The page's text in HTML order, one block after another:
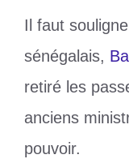
Il faut
sénégalais,
retiré les
anciens
pouvoir.